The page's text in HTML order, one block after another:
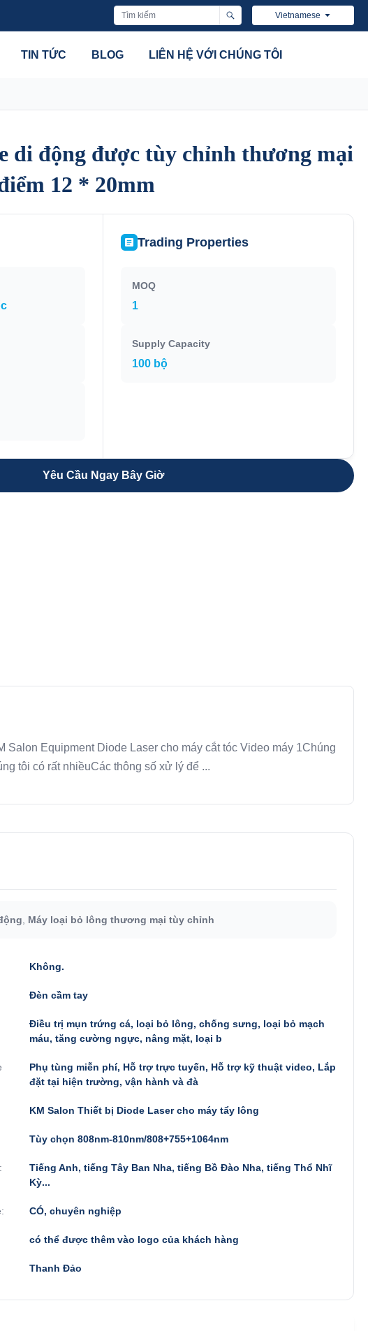
Vietnamese
TIN TỨC BLOG LIÊN HỆ VỚI CHÚNG TÔI
di động được tùy chỉnh thương mại
12 * 20mm
di động được tùy chỉnh thương mại
12 * 20mm
Trading Properties
MOQ
1
Supply Capacity
100 bộ
Yêu Cầu Ngay Bây Giờ
Equipment Diode Laser cho máy cắt tóc Video máy 1Chúng
tôi có rất nhiềuCác thông số xử lý để ...
Máy loại bỏ lông thương mại tùy chỉnh
Không.
Đèn cầm tay
Điều trị mụn trứng cá, loại bỏ lông, chống sưng, loại bỏ mạch
máu, tăng cường ngực, nâng mặt, loại b
Phụ tùng miễn phí, Hỗ trợ trực tuyến, Hỗ trợ kỹ thuật video, Lắp
đặt tại hiện trường, vận hành và đà
KM Salon Thiết bị Diode Laser cho máy tẩy lông
Tùy chọn 808nm-810nm/808+755+1064nm
Tiếng Anh, tiếng Tây Ban Nha, tiếng Bồ Đào Nha, tiếng Thổ Nhĩ
Kỳ...
CÓ, chuyên nghiệp
có thể được thêm vào logo của khách hàng
Thanh Đảo